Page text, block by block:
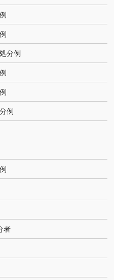
分例
例
者